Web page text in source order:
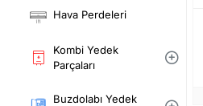
Hava Perdeleri
Kombi Yedek
Parçaları
Buzdolabı Yedek